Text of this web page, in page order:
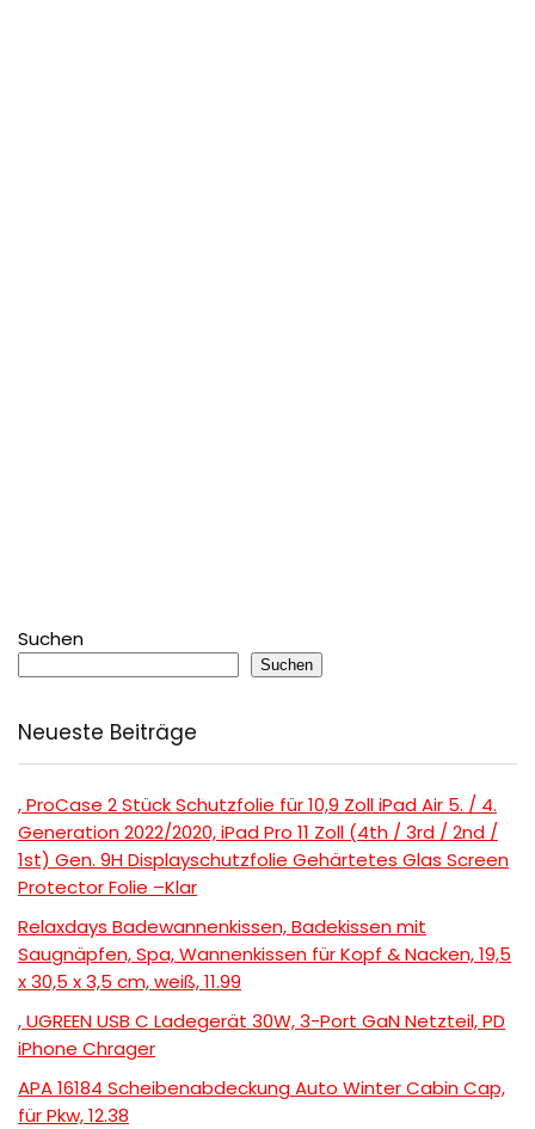
Suchen
Suchen
Neueste Beiträge
, ProCase 2 Stück Schutzfolie für 10,9 Zoll iPad Air 5. / 4.
Generation 2022/2020, iPad Pro 11 Zoll (4th / 3rd / 2nd /
1st) Gen. 9H Displayschutzfolie Gehärtetes Glas Screen
Protector Folie –Klar
Relaxdays Badewannenkissen, Badekissen mit
Saugnäpfen, Spa, Wannenkissen für Kopf & Nacken, 19,5
x 30,5 x 3,5 cm, weiß, 11.99
, UGREEN USB C Ladegerät 30W, 3-Port GaN Netzteil, PD
iPhone Chrager
APA 16184 Scheibenabdeckung Auto Winter Cabin Cap,
für Pkw, 12.38